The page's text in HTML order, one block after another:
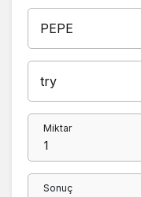
Miktar
Sonuç